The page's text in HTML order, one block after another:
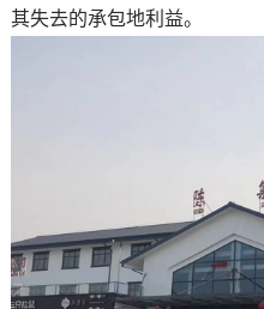
其失去的承包地利益。